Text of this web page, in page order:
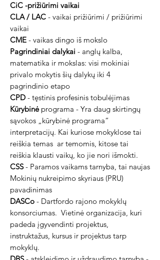
CiC -prižiūrimi vaikai
CLA / LAC - vaikai prižiūrimi / prižiūrimi
vaikai
CME - vaikas dingo iš mokslo
Pagrindiniai dalykai - anglų kalba,
matematika ir mokslas: visi mokiniai
privalo mokytis šių dalykų iki 4
pagrindinio etapo
CPD - tęstinis profesinis tobulėjimas
Kūrybinėprograma - Yra daug skirtingų
sąvokos „kūrybinė programa“
interpretacijų. Kai kuriose mokyklose tai
reiškia temas ar temomis, kitose tai
reiškia klausti vaikų, ko jie nori išmokti.
CSS- Paramos vaikams tarnyba, tai naujas
Mokinių nukreipimo skyriaus (PRU)
pavadinimas
DASCo - Dartfordo rajono mokyklų
konsorciumas. Vietinė organizacija, kuri
padeda įgyvendinti projektus,
instruktažus, kursus ir projektus tarp
mokyklų.